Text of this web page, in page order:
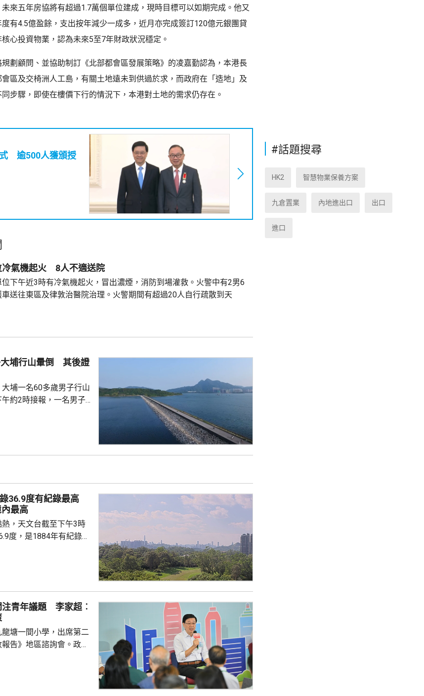
來五年房協將有超過1.7萬個單位建成，現時目標可以如期完成。他又
有4.5億盈餘，支出按年減少一成多，近月亦完成簽訂120億元銀團貸
心投資物業，認為未來5至7年財政狀況穩定。
劃顧問、並協助制訂《北部都會區發展策略》的凌嘉勤認為，本港長
區及交椅洲人工島，有關土地遠未到供過於求，而政府在「造地」及
步驟，即使在樓價下行的情況下，本港對土地的需求仍存在。
逾500人獲頒授
冷氣機起火 8人不適送院
下午近3時有冷氣機起火，冒出濃煙，消防到場灌救。火警中有2男6
送往東區及律敦治醫院治理。火警期間有超過20人自行疏散到天
大埔行山暈倒 其後證
埔一名60多歲男子行山
約2時接報，一名男子
36.9度有紀錄最高
最高
，天文台截至下午3時
度，是1884年有紀錄以
兩日本港持續極端酷
上，本周中期高溫天氣
青年議題 李家超︰
塘一間小學，出席第二
告》地區諮詢會。政務
會有特別意義，希望就
#話題搜尋
HK2 智慧物業保養方案
九倉置業 內地進出口 出口
進口